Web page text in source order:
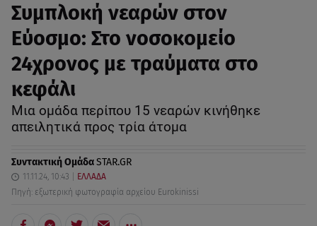
Συμπλοκή νεαρών στον
Εύοσμο: Στο νοσοκομείο
24χρονος με τραύματα στο
κεφάλι
Mια ομάδα περίπου 15 νεαρών κινήθηκε
απειλητικά προς τρία άτομα
Συντακτική ΟμάδαSTAR.GR
11.11.24, 10:43
ΕΛΛΑΔΑ
Πηγή: εξωτερική φωτογραφία αρχείου Eurokinissi